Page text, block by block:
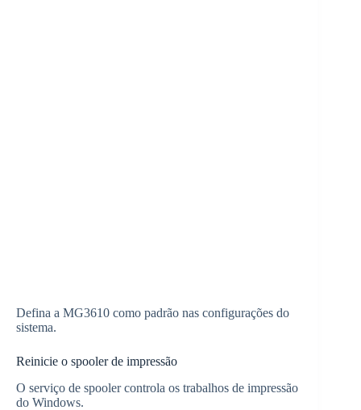
Defina a MG3610 como padrão nas configurações do
sistema.
Reinicie o spooler de impressão
O serviço de spooler controla os trabalhos de impressão
do Windows.